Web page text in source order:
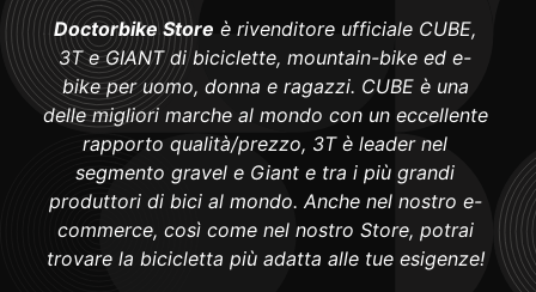
Doctorbike Store è rivenditore ufficiale CUBE,
3T e GIANT di biciclette, mountain-bike ed e-
bike per uomo, donna e ragazzi. CUBE è una
delle migliori marche al mondo con un eccellente
rapporto qualità/prezzo, 3T è leader nel
segmento gravel e Giant e tra i più grandi
produttori di bici al mondo. Anche nel nostro e-
commerce, così come nel nostro Store, potrai
trovare la bicicletta più adatta alle tue esigenze!